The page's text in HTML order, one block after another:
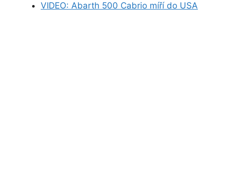
VIDEO: Abarth 500 Cabrio míří do USA